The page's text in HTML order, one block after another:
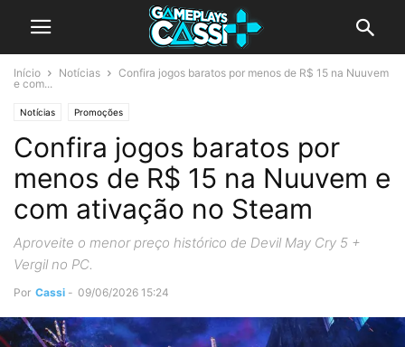
Início Notícias
Confira jogos baratos por menos de R$ 15 na Nuuvem
e com...
Notícias Promoções
Confira jogos baratos por
menos de R$ 15 na Nuuvem e
com ativação no Steam
Aproveite o menor preço histórico de Devil May Cry 5 +
Vergil no PC.
Por Cassi - 09/06/2026 15:24